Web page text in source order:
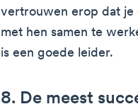
vertrouwen erop dat je
met hen samen te
is een goede leider.
8. De meest